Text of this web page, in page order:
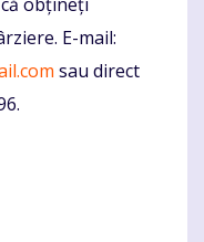
E-mail:
sau direct